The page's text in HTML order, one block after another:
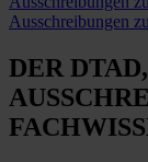
Ausschreibungen
DER